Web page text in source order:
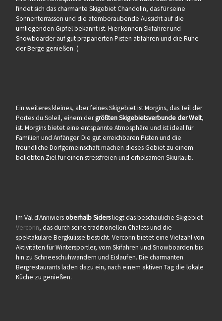
findet sich das charmante Skigebiet Chandolin, das für seine
Sonnenterrassen und die atemberaubende Aussicht auf die
umliegenden Gipfel bekannt ist. Hier können Skifahrer und
Snowboarder auf gut präparierten Pisten abfahren und die Ruhe
der Berge genießen. (
Ein weiteres kleines, aber feines Skigebiet ist Morgins, das Teil der
Portes du Soleil, einem dergrößten Skigebietsverbunde der Welt,
ist. Morgins bietet eine entspannte Atmosphäre und ist ideal für
Familien und Anfänger. Die gut erreichbaren Pisten und die
freundliche Dorfgemeinschaft machen dieses Gebiet zu einem
beliebten Ziel für einen stressfreien und erholsamen Skiurlaub.
Im Val d'Anniviersoberhalb Sidersliegt das beschauliche Skigebiet
Vercorin, das durch seine traditionellen Chalets und die
spektakuläre Bergkulisse besticht. Vercorin bietet eine Vielzahl von
Aktivitäten für Wintersportler, vom Skifahren und Snowboarden bis
hin zu Schneeschuhwandern und Eislaufen. Die charmanten
Bergrestaurants laden dazu ein, nach einem aktiven Tag die lokale
Küche zu genießen.